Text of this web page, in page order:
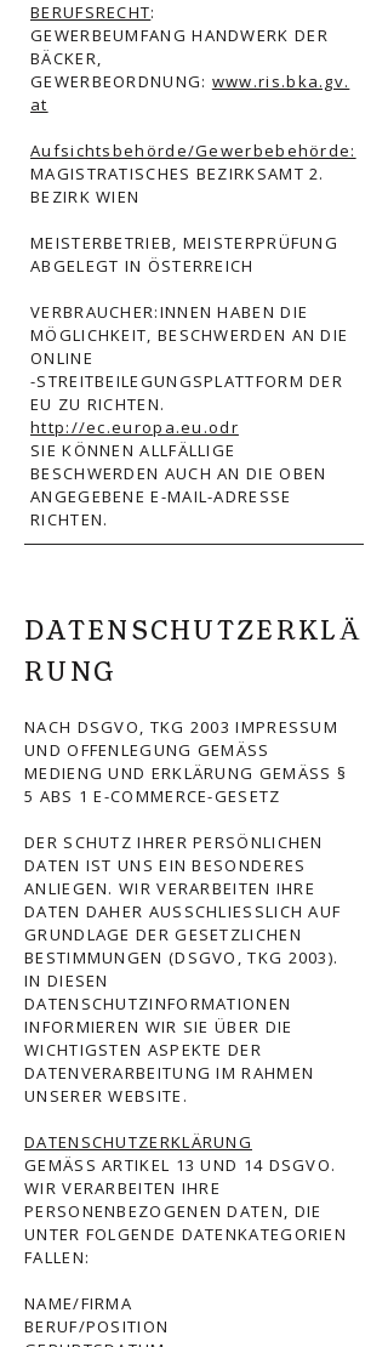
BERUFSRECHT:
GEWERBEUMFANG HANDWERK DER
BÄCKER,
GEWERBEORDNUNG: www.ris.bka.gv.
at
Aufsichtsbehörde/Gewerbebehörde:
MAGISTRATISCHES BEZIRKSAMT 2.
BEZIRK WIEN
MEISTERBETRIEB, MEISTERPRÜFUNG
ABGELEGT IN ÖSTERREICH
VERBRAUCHER:INNEN HABEN DIE
MÖGLICHKEIT, BESCHWERDEN AN DIE
ONLINE
-STREITBEILEGUNGSPLATTFORM DER
EU ZU RICHTEN.
http://ec.europa.eu.odr
SIE KÖNNEN ALLFÄLLIGE
BESCHWERDEN AUCH AN DIE OBEN
ANGEGEBENE E-MAIL-ADRESSE
RICHTEN.
DATENSCHUTZERKLÄ
RUNG
NACH DSGVO, TKG 2003 IMPRESSUM
UND OFFENLEGUNG GEMÄSS
MEDIENG UND ERKLÄRUNG GEMÄSS §
5 ABS 1 E-COMMERCE-GESETZ
DER SCHUTZ IHRER PERSÖNLICHEN
DATEN IST UNS EIN BESONDERES
ANLIEGEN. WIR VERARBEITEN IHRE
DATEN DAHER AUSSCHLIESSLICH AUF
GRUNDLAGE DER GESETZLICHEN
BESTIMMUNGEN (DSGVO, TKG 2003).
IN DIESEN
DATENSCHUTZINFORMATIONEN
INFORMIEREN WIR SIE ÜBER DIE
WICHTIGSTEN ASPEKTE DER
DATENVERARBEITUNG IM RAHMEN
UNSERER WEBSITE.
DATENSCHUTZERKLÄRUNG
GEMÄSS ARTIKEL 13 UND 14 DSGVO.
WIR VERARBEITEN IHRE
PERSONENBEZOGENEN DATEN, DIE
UNTER FOLGENDE DATENKATEGORIEN
FALLEN:
NAME/FIRMA
BERUF/POSITION